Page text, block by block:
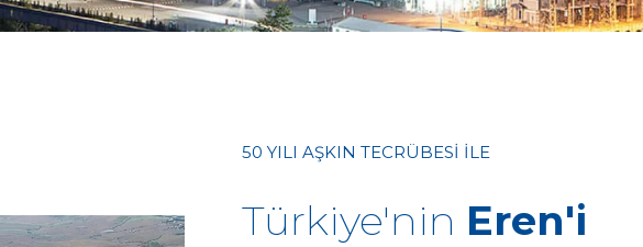
50 YILI AŞKIN TECRÜBESİ İLE
Türkiye'nin Eren'i